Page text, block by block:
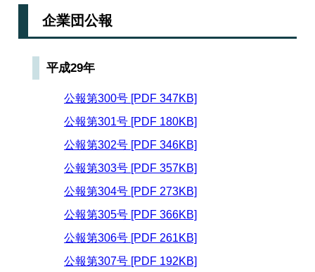
企業団公報
平成29年
公報第300号 [PDF 347KB]
公報第301号 [PDF 180KB]
公報第302号 [PDF 346KB]
公報第303号 [PDF 357KB]
公報第304号 [PDF 273KB]
公報第305号 [PDF 366KB]
公報第306号 [PDF 261KB]
公報第307号 [PDF 192KB]